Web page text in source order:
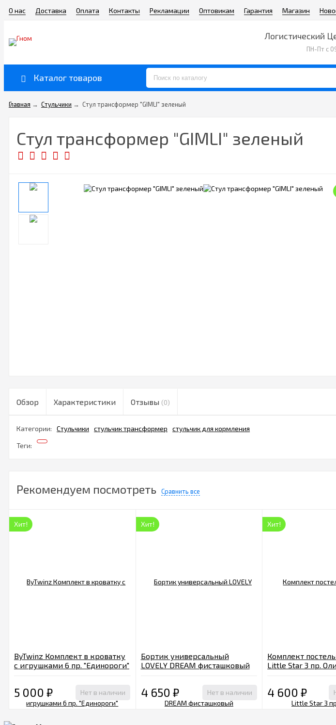
О нас Доставка Оплата Контакты Рекламации Оптовикам Гарантия Магазин
Логистический
ПН-Пт с
Каталог товаров
Главная → Стульчики → Стул трансформер "GIMLI" зеленый
Стул трансформер "GIMLI" зеленый
Обзор Характеристики Отзывы (0)
Категории: Стульчики стульчик трансформер стульчик для кормления
Теги:
Рекомендуем посмотреть Сравнить все
Хит!
ByTwinz Комплект в кроватку
с игрушками 6 пр. "Единороги"
5 000 ₽ Нет в наличии
Хит!
Бортик универсальный
LOVELY DREAM фисташковый
4 650 ₽ Нет в наличии
Хит!
Комплект
Little Star 3 пр.
4 600₽